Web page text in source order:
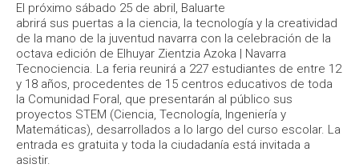
El próximo sábado 25 de abril, Baluarte
abrirá sus puertas a la ciencia, la tecnología y la creatividad
de la mano de la juventud navarra con la celebración de la
octava edición de Elhuyar Zientzia Azoka | Navarra
Tecnociencia. La feria reunirá a 227 estudiantes de entre 12
y 18 años, procedentes de 15 centros educativos de toda
la Comunidad Foral, que presentarán al público sus
proyectos STEM (Ciencia, Tecnología, Ingeniería y
Matemáticas), desarrollados a lo largo del curso escolar. La
entrada es gratuita y toda la ciudadanía está invitada a
asistir.